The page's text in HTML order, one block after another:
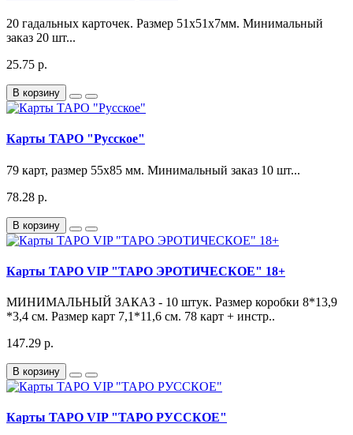
20 гадальных карточек. Размер 51х51х7мм. Минимальный
заказ 20 шт...
25.75 р.
В корзину
Карты ТАРО "Русское"
79 карт, размер 55х85 мм. Минимальный заказ 10 шт...
78.28 р.
В корзину
Карты ТАРО VIP "ТАРО ЭРОТИЧЕСКОЕ" 18+
МИНИМАЛЬНЫЙ ЗАКАЗ - 10 штук. Размер коробки 8*13,9
*3,4 см. Размер карт 7,1*11,6 см. 78 карт + инстр..
147.29 р.
В корзину
Карты ТАРО VIP "ТАРО РУССКОЕ"